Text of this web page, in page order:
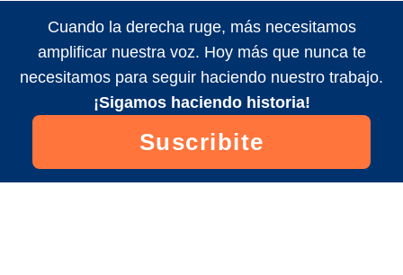
Cuando la derecha ruge, más necesitamos
amplificar nuestra voz. Hoy más que nunca te
necesitamos para seguir haciendo nuestro trabajo.
¡Sigamos haciendo historia!
Suscribite